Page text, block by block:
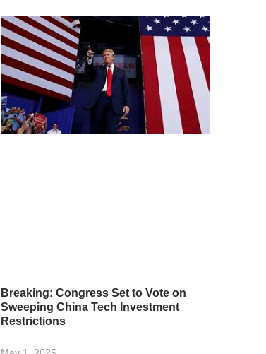
Breaking: Congress Set to Vote on
Sweeping China Tech Investment
Restrictions